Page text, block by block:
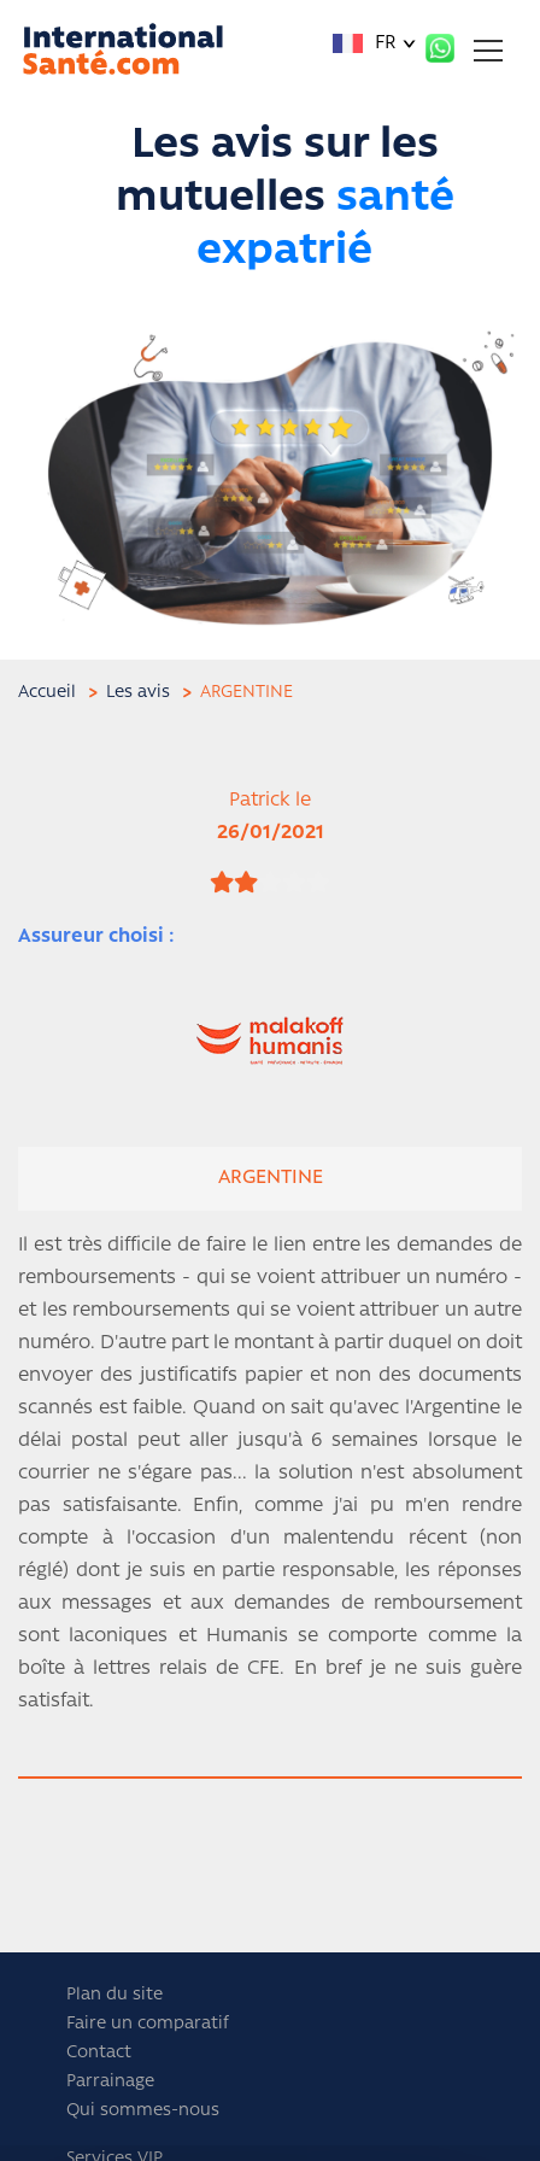
FR
Les avis sur les
mutuelles santé
expatrié
Accueil Les avis ARGENTINE
Patrick le
26/01/2021
Assureur choisi :
ARGENTINE
Il est très difficile de faire le lien entre les demandes de
remboursements - qui se voient attribuer un numéro -
et les remboursements qui se voient attribuer un autre
numéro. D'autre part le montant à partir duquel on doit
envoyer des justificatifs papier et non des documents
scannés est faible. Quand on sait qu'avec l'Argentine le
délai postal peut aller jusqu'à 6 semaines lorsque le
courrier ne s'égare pas... la solution n'est absolument
pas satisfaisante. Enfin, comme j'ai pu m'en rendre
compte à l'occasion d'un malentendu récent (non
réglé) dont je suis en partie responsable, les réponses
aux messages et aux demandes de remboursement
sont laconiques et Humanis se comporte comme la
boîte à lettres relais de CFE. En bref je ne suis guère
satisfait.
Plan du site
Faire un comparatif
Contact
Parrainage
Qui sommes-nous